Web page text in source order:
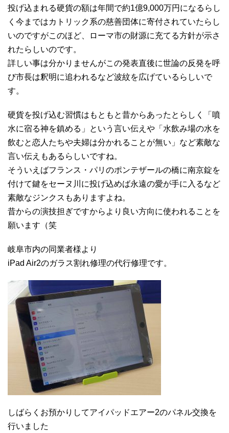
投げ込まれる硬貨の額は年間で約1億9,000万円になるらし
く今まではカトリック系の慈善団体に寄付されていたらし
いのですがこのほど、ローマ市の財源に充てる方針が示さ
れたらしいのです。
詳しい事は分かりませんがこの発表直後に世論の反発を呼
び市長は釈明に追われるなど波紋を広げているらしいで
す。
硬貨を投げ込む習慣はもともと昔からあったとらしく「噴
水に宿る神を鎮める」という言い伝えや「水飲み場の水を
飲むと恋人たちや夫婦は分かれることが無い」など素敵な
言い伝えもあるらしいですね。
そういえばフランス・パリのポンテザールの橋に南京錠を
付けて鍵をセーヌ川に投げ込めば永遠の愛が手に入るなど
素敵なジンクスもありますよね。
昔からの演技担ぎですからより良い方向に使われることを
願います（笑
岐阜市内の同業者様より
iPad Air2のガラス割れ修理の代行修理です。
しばらくお預かりしてアイパッドエアー2のパネル交換を
行いました